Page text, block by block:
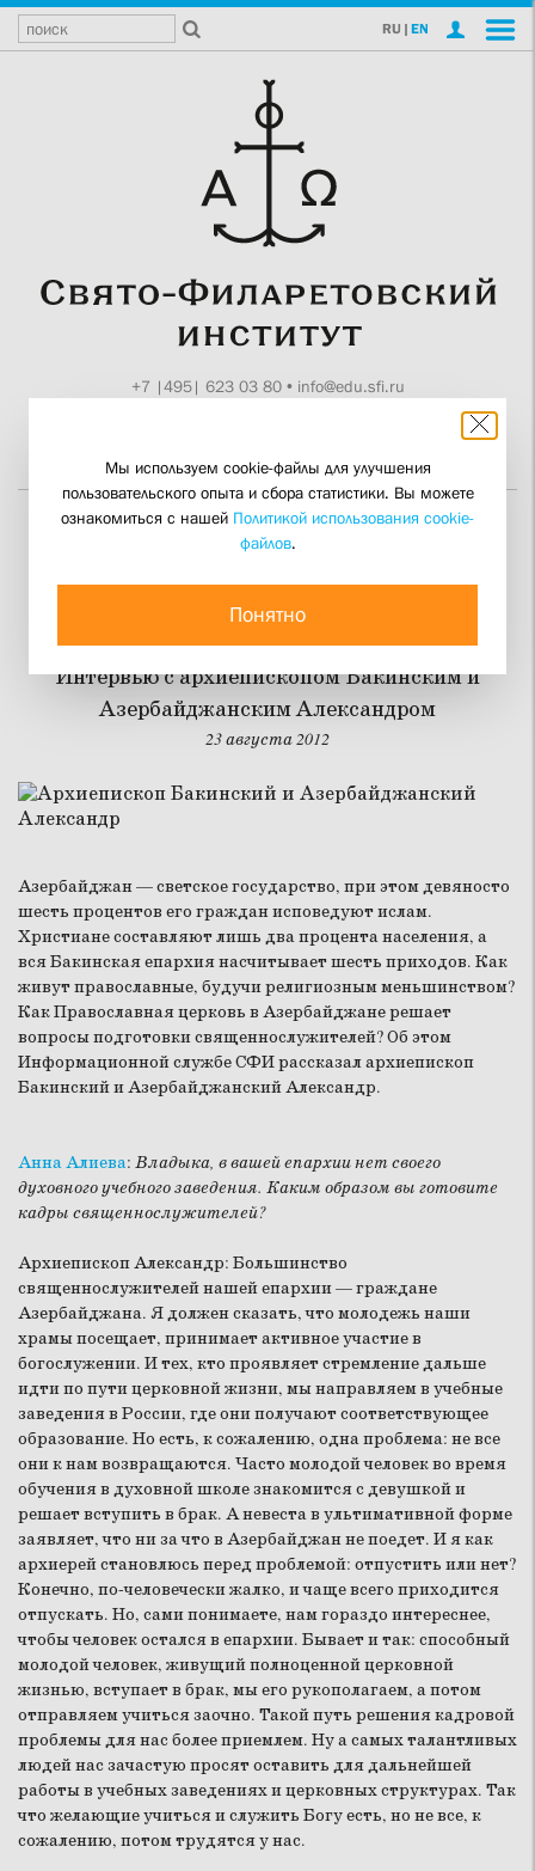
RU | EN
+7 |495| 623 03 80• info@edu.sfi.ru
Бакинская епархия:
прошлое и настоящее
Интервью с архиепископом Бакинским и
Азербайджанским Александром
23 августа 2012
Азербайджан — светское государство, при этом девяносто
шесть процентов его граждан исповедуют ислам.
Христиане составляют лишь два процента населения, а
вся Бакинская епархия насчитывает шесть приходов. Как
живут православные, будучи религиозным меньшинством?
Как Православная церковь в Азербайджане решает
вопросы подготовки священнослужителей? Об этом
Информационной службе СФИ рассказал архиепископ
Бакинский и Азербайджанский Александр.
Анна Алиева: Владыка, в вашей епархии нет своего
духовного учебного заведения. Каким образом вы готовите
кадры священнослужителей?
Архиепископ Александр: Большинство
священнослужителей нашей епархии — граждане
Азербайджана. Я должен сказать, что молодежь наши
храмы посещает, принимает активное участие в
богослужении. И тех, кто проявляет стремление дальше
идти по пути церковной жизни, мы направляем в учебные
заведения в России, где они получают соответствующее
образование. Но есть, к сожалению, одна проблема: не все
они к нам возвращаются. Часто молодой человек во время
обучения в духовной школе знакомится с девушкой и
решает вступить в брак. А невеста в ультимативной форме
заявляет, что ни за что в Азербайджан не поедет. И я как
архиерей становлюсь перед проблемой: отпустить или нет?
Конечно, по-человечески жалко, и чаще всего приходится
отпускать. Но, сами понимаете, нам гораздо интереснее,
чтобы человек остался в епархии. Бывает и так: способный
молодой человек, живущий полноценной церковной
жизнью, вступает в брак, мы его рукополагаем, а потом
отправляем учиться заочно. Такой путь решения кадровой
проблемы для нас более приемлем. Ну а самых талантливых
людей нас зачастую просят оставить для дальнейшей
работы в учебных заведениях и церковных структурах. Так
что желающие учиться и служить Богу есть, но не все, к
сожалению, потом трудятся у нас.
Мы используем cookie-файлы для улучшения
пользовательского опыта и сбора статистики. Вы можете
ознакомиться с нашей Политикой использования cookie-
файлов.
Понятно